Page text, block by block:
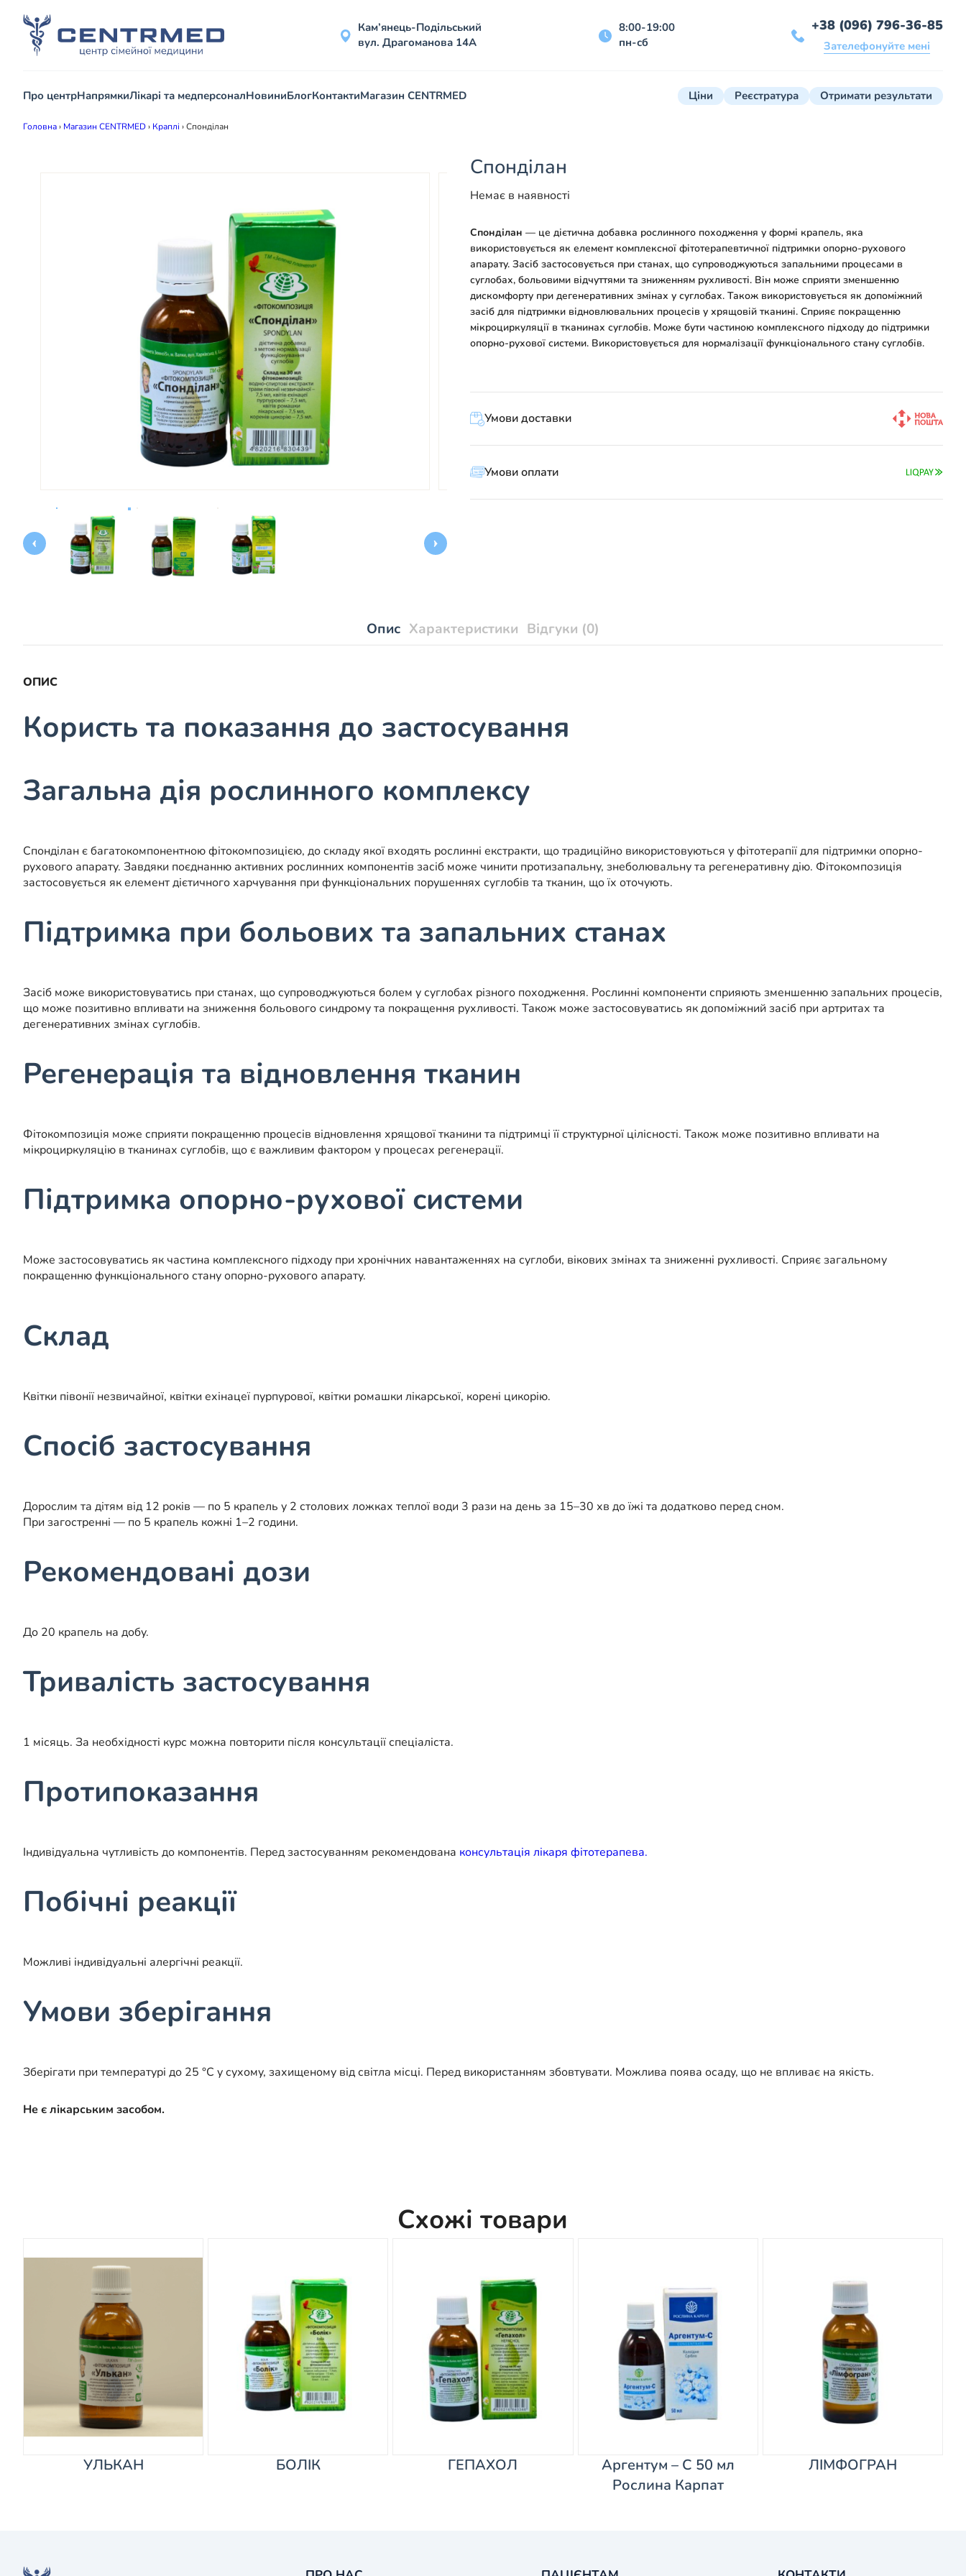
Кам’янець-Подільський
вул. Драгоманова 14А
8:00-19:00
пн-сб
+38 (096) 796-36-85
Зателефонуйте мені
Про центрНапрямкиЛікарі та медперсоналНовиниБлогКонтактиМагазин CENTRMED Ціни Реєстратура Отримати результати
Головна› Магазин CENTRMED› Краплі ›Спонділан
Спонділан
Немає в наявності
Спонділан — це дієтична добавка рослинного походження у формі крапель, яка
використовується як елемент комплексної фітотерапевтичної підтримки опорно-рухового
апарату. Засіб застосовується при станах, що супроводжуються запальними процесами в
суглобах, больовими відчуттями та зниженням рухливості. Він може сприяти зменшенню
дискомфорту при дегенеративних змінах у суглобах. Також використовується як допоміжний
засіб для підтримки відновлювальних процесів у хрящовій тканині. Сприяє покращенню
мікроциркуляції в тканинах суглобів. Може бути частиною комплексного підходу до підтримки
опорно-рухової системи. Використовується для нормалізації функціонального стану суглобів.
Умови доставки
Умови оплати
Опис Характеристики Відгуки (0)
ОПИС
Користь та показання до застосування
Загальна дія рослинного комплексу
Спонділан є багатокомпонентною фітокомпозицією, до складу якої входять рослинні екстракти, що традиційно використовуються у фітотерапії для підтримки опорно-
рухового апарату. Завдяки поєднанню активних рослинних компонентів засіб може чинити протизапальну, знеболювальну та регенеративну дію. Фітокомпозиція
застосовується як елемент дієтичного харчування при функціональних порушеннях суглобів та тканин, що їх оточують.
Підтримка при больових та запальних станах
Засіб може використовуватись при станах, що супроводжуються болем у суглобах різного походження. Рослинні компоненти сприяють зменшенню запальних процесів,
що може позитивно впливати на зниження больового синдрому та покращення рухливості. Також може застосовуватись як допоміжний засіб при артритах та
дегенеративних змінах суглобів.
Регенерація та відновлення тканин
Фітокомпозиція може сприяти покращенню процесів відновлення хрящової тканини та підтримці її структурної цілісності. Також може позитивно впливати на
мікроциркуляцію в тканинах суглобів, що є важливим фактором у процесах регенерації.
Підтримка опорно-рухової системи
Може застосовуватись як частина комплексного підходу при хронічних навантаженнях на суглоби, вікових змінах та зниженні рухливості. Сприяє загальному
покращенню функціонального стану опорно-рухового апарату.
Склад
Квітки півонії незвичайної, квітки ехінацеї пурпурової, квітки ромашки лікарської, корені цикорію.
Спосіб застосування
Дорослим та дітям від 12 років — по 5 крапель у 2 столових ложках теплої води 3 рази на день за 15–30 хв до їжі та додатково перед сном.
При загостренні — по 5 крапель кожні 1–2 години.
Рекомендовані дози
До 20 крапель на добу.
Тривалість застосування
1 місяць. За необхідності курс можна повторити після консультації спеціаліста.
Протипоказання
Індивідуальна чутливість до компонентів. Перед застосуванням рекомендована консультація лікаря фітотерапева.
Побічні реакції
Можливі індивідуальні алергічні реакції.
Умови зберігання
Зберігати при температурі до 25 °C у сухому, захищеному від світла місці. Перед використанням збовтувати. Можлива поява осаду, що не впливає на якість.
Не є лікарським засобом.
Схожі товари
УЛЬКАН БОЛІК ГЕПАХОЛ
Аргентум – С 50 мл
Рослина Карпат
ЛІМФОГРАН